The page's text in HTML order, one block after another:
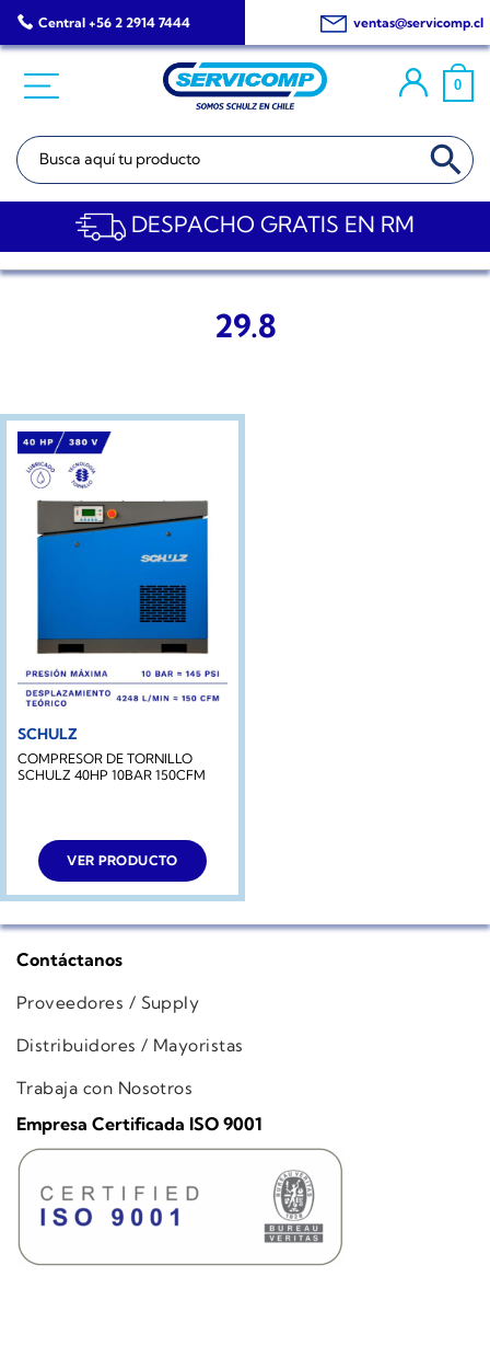
Saltar
al
Central +56 2 2914 7444 ventas@servicomp.cl
0
Buscar: BOTÓN DE
DESPACHO GRATIS EN RM
29.8
SCHULZ
COMPRESOR DE TORNILLO
SCHULZ 40HP 10BAR 150CFM
VER PRODUCTO
Contáctanos
Proveedores / Supply
Distribuidores / Mayoristas
Trabaja con Nosotros
Empresa Certificada ISO 9001